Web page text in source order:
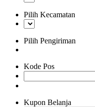
Pilih Kecamatan
Pilih Pengiriman
Kode Pos
Kupon Belanja